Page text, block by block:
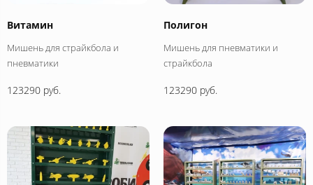
Витамин
Мишень для страйкбола и
пневматики
123290 руб.
Полигон
Мишень для пневматики и
страйкбола
123290 руб.